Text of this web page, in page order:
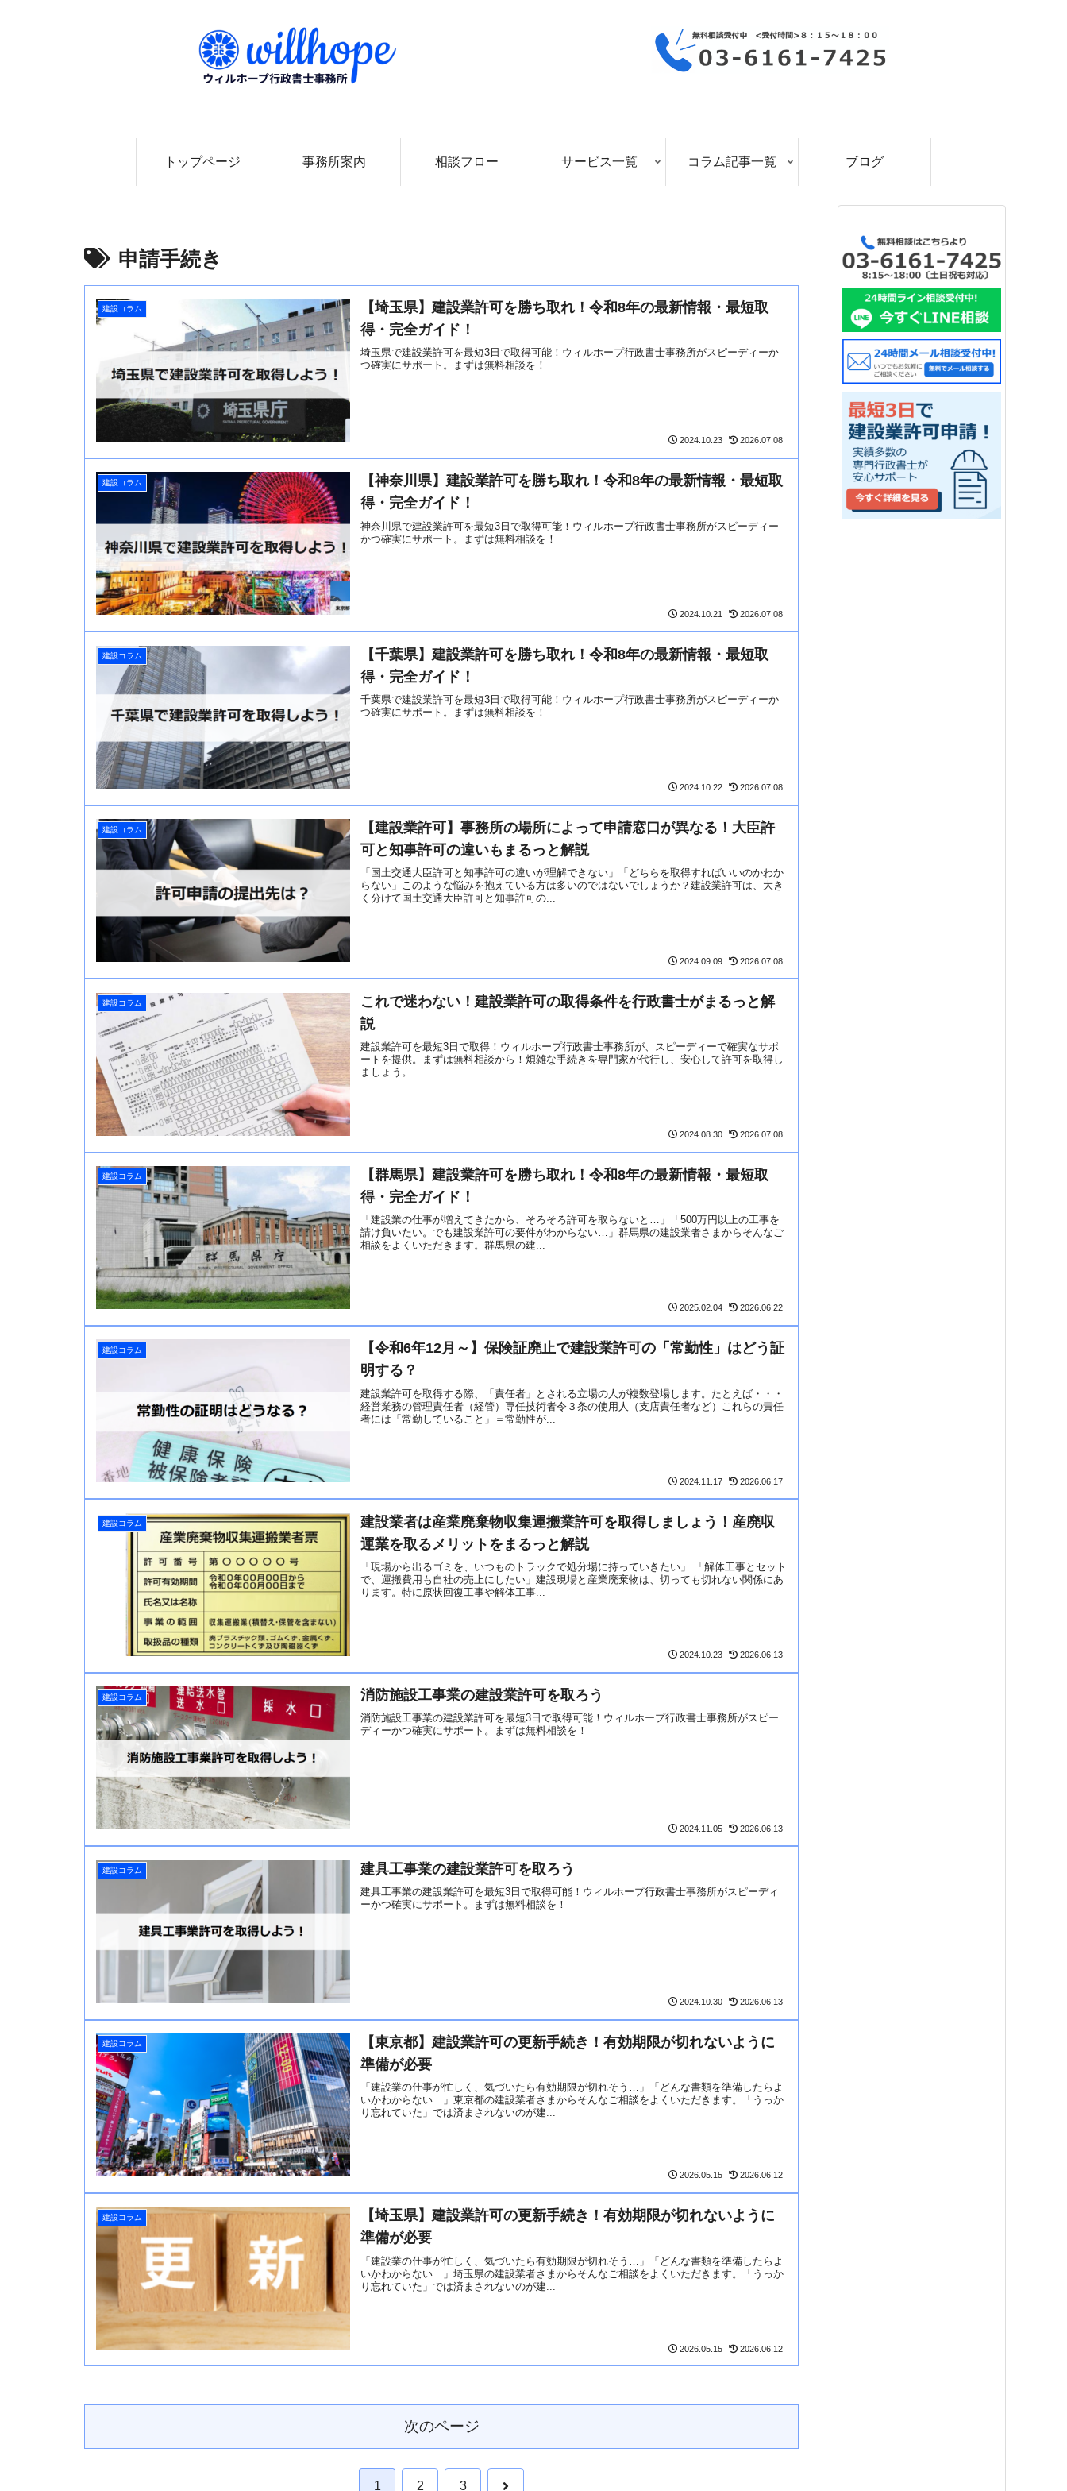
トップページ 事務所案内 相談フロー サービス一覧 コラム記事一覧 ブログ
申請手続き
建設コラム
【埼玉県】建設業許可を勝ち取れ！令和8年の最新情報・最短取
得・完全ガイド！
埼玉県で建設業許可を最短3日で取得可能！ウィルホープ行政書士事務所がスピーディーか
つ確実にサポート。まずは無料相談を！
2024.10.23 2026.07.08
建設コラム
【神奈川県】建設業許可を勝ち取れ！令和8年の最新情報・最短取
得・完全ガイド！
神奈川県で建設業許可を最短3日で取得可能！ウィルホープ行政書士事務所がスピーディー
かつ確実にサポート。まずは無料相談を！
2024.10.21 2026.07.08
建設コラム
【千葉県】建設業許可を勝ち取れ！令和8年の最新情報・最短取
得・完全ガイド！
千葉県で建設業許可を最短3日で取得可能！ウィルホープ行政書士事務所がスピーディーか
つ確実にサポート。まずは無料相談を！
2024.10.22 2026.07.08
建設コラム
【建設業許可】事務所の場所によって申請窓口が異なる！大臣許
可と知事許可の違いもまるっと解説
「国土交通大臣許可と知事許可の違いが理解できない」「どちらを取得すればいいのかわか
らない」このような悩みを抱えている方は多いのではないでしょうか？建設業許可は、大き
く分けて国土交通大臣許可と知事許可の...
2024.09.09 2026.07.08
建設コラム
これで迷わない！建設業許可の取得条件を行政書士がまるっと解
説
建設業許可を最短3日で取得！ウィルホープ行政書士事務所が、スピーディーで確実なサポ
ートを提供。まずは無料相談から！煩雑な手続きを専門家が代行し、安心して許可を取得し
ましょう。
2024.08.30 2026.07.08
建設コラム
【群馬県】建設業許可を勝ち取れ！令和8年の最新情報・最短取
得・完全ガイド！
「建設業の仕事が増えてきたから、そろそろ許可を取らないと…」「500万円以上の工事を
請け負いたい。でも建設業許可の要件がわからない…」群馬県の建設業者さまからそんなご
相談をよくいただきます。群馬県の建...
2025.02.04 2026.06.22
建設コラム
【令和6年12月～】保険証廃止で建設業許可の「常勤性」はどう証
明する？
建設業許可を取得する際、「責任者」とされる立場の人が複数登場します。たとえば・・・
経営業務の管理責任者（経管）専任技術者令３条の使用人（支店責任者など）これらの責任
者には「常勤していること」＝常勤性が...
2024.11.17 2026.06.17
建設コラム
建設業者は産業廃棄物収集運搬業許可を取得しましょう！産廃収
運業を取るメリットをまるっと解説
「現場から出るゴミを、いつものトラックで処分場に持っていきたい」 「解体工事とセット
で、運搬費用も自社の売上にしたい」建設現場と産業廃棄物は、切っても切れない関係にあ
ります。特に原状回復工事や解体工事...
2024.10.23 2026.06.13
建設コラム 消防施設工事業の建設業許可を取ろう
消防施設工事業の建設業許可を最短3日で取得可能！ウィルホープ行政書士事務所がスピー
ディーかつ確実にサポート。まずは無料相談を！
2024.11.05 2026.06.13
建設コラム 建具工事業の建設業許可を取ろう
建具工事業の建設業許可を最短3日で取得可能！ウィルホープ行政書士事務所がスピーディ
ーかつ確実にサポート。まずは無料相談を！
2024.10.30 2026.06.13
建設コラム
【東京都】建設業許可の更新手続き！有効期限が切れないように
準備が必要
「建設業の仕事が忙しく、気づいたら有効期限が切れそう…」「どんな書類を準備したらよ
いかわからない…」東京都の建設業者さまからそんなご相談をよくいただきます。「うっか
り忘れていた」では済まされないのが建...
2026.05.15 2026.06.12
建設コラム
【埼玉県】建設業許可の更新手続き！有効期限が切れないように
準備が必要
「建設業の仕事が忙しく、気づいたら有効期限が切れそう…」「どんな書類を準備したらよ
いかわからない…」埼玉県の建設業者さまからそんなご相談をよくいただきます。「うっか
り忘れていた」では済まされないのが建...
2026.05.15 2026.06.12
次のページ
1 2 3 次